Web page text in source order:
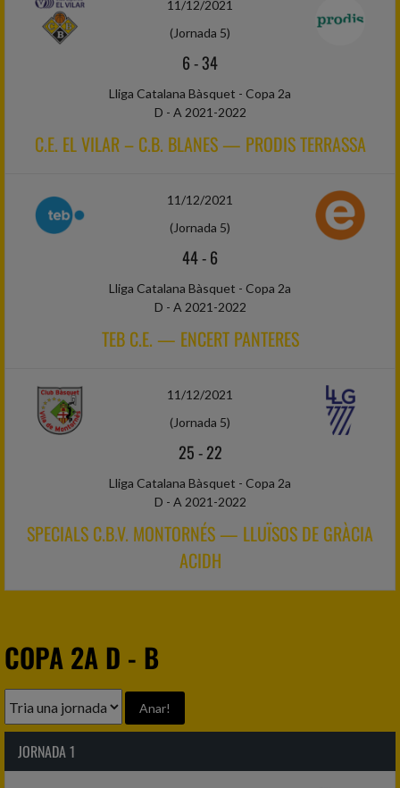
11/12/2021
(Jornada 5)
6-34
Lliga Catalana Bàsquet - Copa 2a
D - A 2021-2022
C.E. EL VILAR – C.B. BLANES — PRODIS TERRASSA
11/12/2021
(Jornada 5)
44-6
Lliga Catalana Bàsquet - Copa 2a
D - A 2021-2022
TEB C.E. — ENCERT PANTERES
11/12/2021
(Jornada 5)
25-22
Lliga Catalana Bàsquet - Copa 2a
D - A 2021-2022
SPECIALS C.B.V. MONTORNÉS — LLUÏSOS DE GRÀCIA
ACIDH
COPA 2A D - B
JORNADA 1